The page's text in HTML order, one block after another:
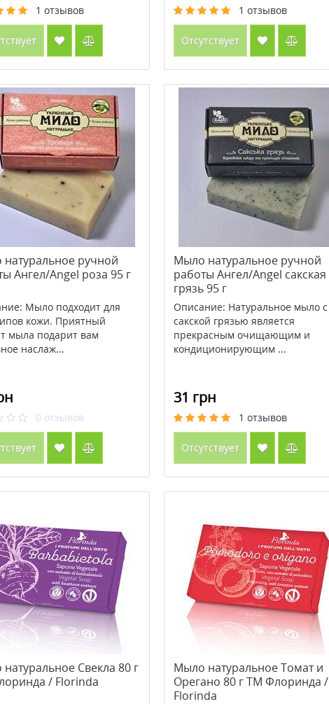
1 отзывов 1 отзывов
Отсутствует
ручной
Ангел/Angel роза 95 г
Мыло подходит для
кожи. Приятный
мыла подарит вам
наслаж...
0 отзывов
Мыло натуральное ручной
работы Ангел/Angel сакская
грязь 95 г
Описание: Натуральное мыло с
сакской грязью является
прекрасным очищающим и
кондиционирующим ...
31 грн
1 отзывов
Отсутствует
Свекла 80 г
/ Florinda
Мыло натуральное Томат и
Орегано 80 г ТМ Флоринда /
Florinda